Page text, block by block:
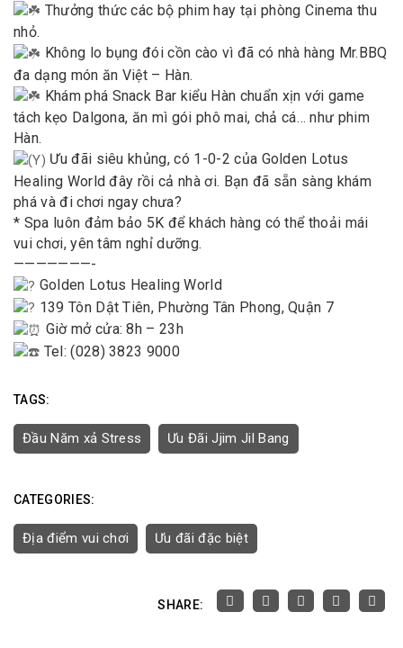
Thưởng thức các bộ phim hay tại phòng Cinema thu
nhỏ.
Không lo bụng đói cồn cào vì đã có nhà hàng Mr.BBQ
đa dạng món ăn Việt – Hàn.
Khám phá Snack Bar kiểu Hàn chuẩn xịn với game
tách kẹo Dalgona, ăn mì gói phô mai, chả cá… như phim
Hàn.
Ưu đãi siêu khủng, có 1-0-2 của Golden Lotus
Healing World đây rồi cả nhà ơi. Bạn đã sẵn sàng khám
phá và đi chơi ngay chưa?
* Spa luôn đảm bảo 5K để khách hàng có thể thoải mái
vui chơi, yên tâm nghỉ dưỡng.
———————-
Golden Lotus Healing World
139 Tôn Dật Tiên, Phường Tân Phong, Quận 7
Giờ mở cửa: 8h – 23h
Tel: (028) 3823 9000
TAGS:
Đầu Năm xả Stress Ưu Đãi Jjim Jil Bang
CATEGORIES:
Địa điểm vui chơi Ưu đãi đặc biệt
SHARE: